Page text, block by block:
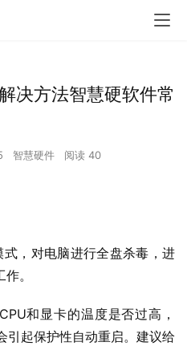
决方法智慧硬软件常
智慧硬件 阅读 40
。
引起保护性自动重启。建议给